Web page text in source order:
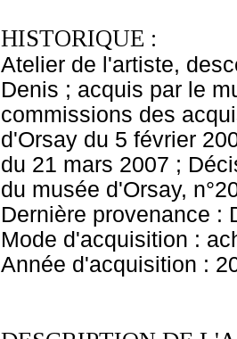
HISTORIQUE :
Atelier de l'artiste,
Denis ; acquis par le
commissions des
d'Orsay du 5 février
du 21 mars 2007 ;
du musée d'Orsay,
Dernière provenance :
Mode d'acquisition :
Année d'acquisition :